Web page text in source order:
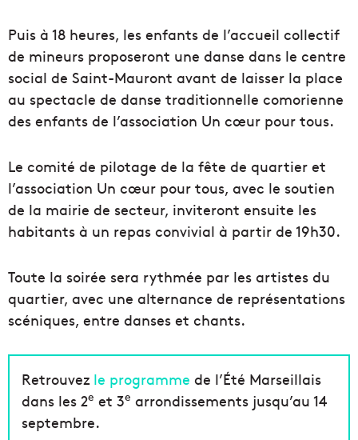
Puis à 18 heures, les enfants de l’accueil collectif
de mineurs proposeront une danse dans le centre
social de Saint-Mauront avant de laisser la place
au spectacle de danse traditionnelle comorienne
des enfants de l’association Un cœur pour tous.
Le comité de pilotage de la fête de quartier et
l’association Un cœur pour tous, avec le soutien
de la mairie de secteur, inviteront ensuite les
habitants à un repas convivial à partir de 19h30.
Toute la soirée sera rythmée par les artistes du
quartier, avec une alternance de représentations
scéniques, entre danses et chants.
Retrouvez le programme de l’Été Marseillais
dans les 2e et 3e arrondissements jusqu’au 14
septembre.